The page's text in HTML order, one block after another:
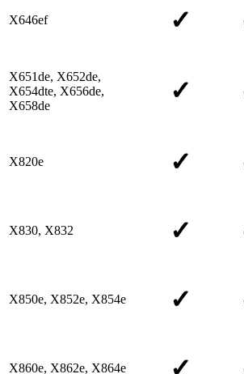
X646ef ✓
X651de, X652de,
X654dte, X656de,
X658de
✓
X820e ✓
X830, X832 ✓
X850e, X852e, X854e ✓
X860e, X862e, X864e